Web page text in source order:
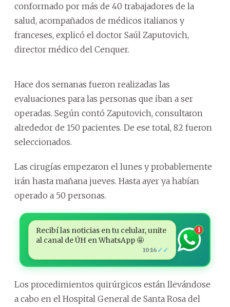
conformado por más de 40 trabajadores de la
salud, acompañados de médicos italianos y
franceses, explicó el doctor Saúl Zaputovich,
director médico del Cenquer.
Hace dos semanas fueron realizadas las
evaluaciones para las personas que iban a ser
operadas. Según contó Zaputovich, consultaron
alrededor de 150 pacientes. De ese total, 82 fueron
seleccionados.
Las cirugías empezaron el lunes y probablemente
irán hasta mañana jueves. Hasta ayer ya habían
operado a 50 personas.
Recibí las noticias en tu celular, unite
al canal de ÚH en WhatsApp 🤩
10:16 ✓✓
1
Los procedimientos quirúrgicos están llevándose
a cabo en el Hospital General de Santa Rosa del